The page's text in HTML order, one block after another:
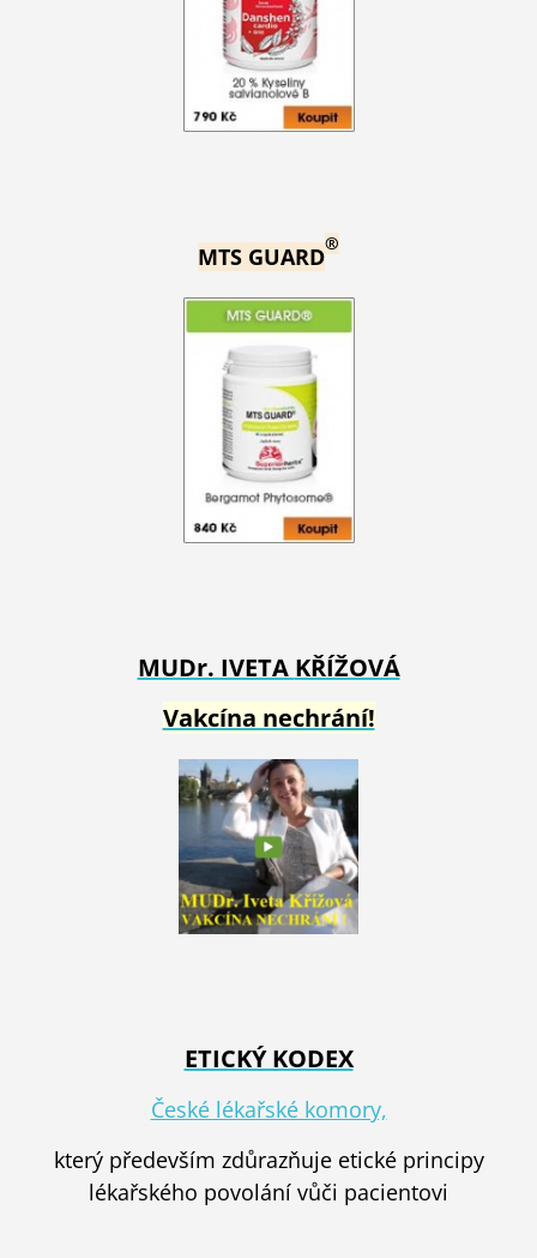
MTS GUARD®
MUDr. IVETA KŘÍŽOVÁ
Vakcína nechrání!
ETICKÝ KODEX
České lékařské komory,
který především zdůrazňuje etické principy
lékařského povolání vůči pacientovi